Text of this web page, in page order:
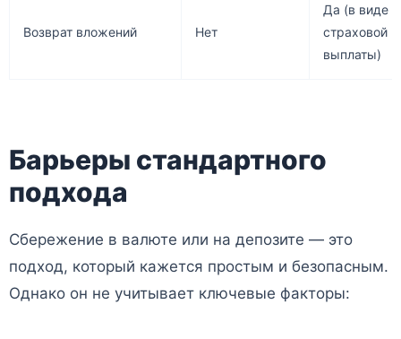
Возврат вложений Нет
Да (в виде
страховой
выплаты)
Барьеры стандартного
подхода
Сбережение в валюте или на депозите — это
подход, который кажется простым и безопасным.
Однако он не учитывает ключевые факторы: